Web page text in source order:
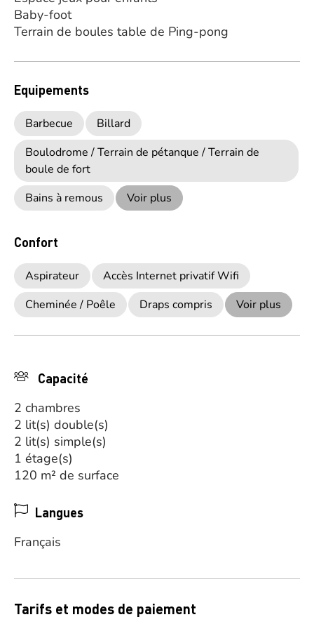
Baby-foot
Terrain de boules table de Ping-pong
Equipements
Barbecue
Billard
Boulodrome / Terrain de pétanque / Terrain de
boule de fort
Bains à remous
Voir plus
Confort
Aspirateur
Accès Internet privatif Wifi
Cheminée / Poêle
Draps compris Voir plus
Capacité
2 chambres
2 lit(s) double(s)
2 lit(s) simple(s)
1 étage(s)
120 m² de surface
Langues
Français
Tarifs et modes de paiement